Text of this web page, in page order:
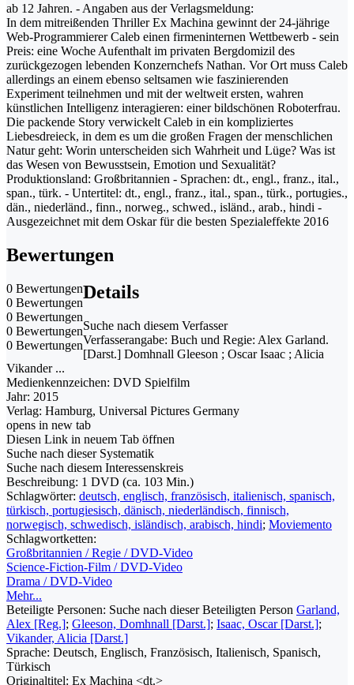
ab 12 Jahren. - Angaben aus der Verlagsmeldung:
In dem mitreißenden Thriller Ex Machina gewinnt der 24-jährige
Web-Programmierer Caleb einen firmeninternen Wettbewerb - sein
Preis: eine Woche Aufenthalt im privaten Bergdomizil des
zurückgezogen lebenden Konzernchefs Nathan. Vor Ort muss Caleb
allerdings an einem ebenso seltsamen wie faszinierenden
Experiment teilnehmen und mit der weltweit ersten, wahren
künstlichen Intelligenz interagieren: einer bildschönen Roboterfrau.
Die packende Story verwickelt Caleb in ein kompliziertes
Liebesdreieck, in dem es um die großen Fragen der menschlichen
Natur geht: Worin unterscheiden sich Wahrheit und Lüge? Was ist
das Wesen von Bewusstsein, Emotion und Sexualität?
Produktionsland: Großbritannien - Sprachen: dt., engl., franz., ital.,
span., türk. - Untertitel: dt., engl., franz., ital., span., türk., portugies.,
dän., niederländ., finn., norweg., schwed., isländ., arab., hindi -
Ausgezeichnet mit dem Oskar für die besten Spezialeffekte 2016
Bewertungen
0 Bewertungen
0 Bewertungen
0 Bewertungen
0 Bewertungen
0 Bewertungen
Details
Suche nach diesem Verfasser
Verfasserangabe: Buch und Regie: Alex Garland.
[Darst.] Domhnall Gleeson ; Oscar Isaac ; Alicia
Vikander ...
Medienkennzeichen: DVD Spielfilm
Jahr: 2015
Verlag: Hamburg, Universal Pictures Germany
opens in new tab
Diesen Link in neuem Tab öffnen
Suche nach dieser Systematik
Suche nach diesem Interessenskreis
Beschreibung: 1 DVD (ca. 103 Min.)
Schlagwörter: deutsch, englisch, französisch, italienisch, spanisch,
türkisch, portugiesisch, dänisch, niederländisch, finnisch,
norwegisch, schwedisch, isländisch, arabisch, hindi; Moviemento
Schlagwortketten:
Großbritannien / Regie / DVD-Video
Science-Fiction-Film / DVD-Video
Drama / DVD-Video
Mehr...
Beteiligte Personen: Suche nach dieser Beteiligten Person Garland,
Alex [Reg.]; Gleeson, Domhnall [Darst.]; Isaac, Oscar [Darst.];
Vikander, Alicia [Darst.]
Sprache: Deutsch, Englisch, Französisch, Italienisch, Spanisch,
Türkisch
Originaltitel: Ex Machina <dt.>